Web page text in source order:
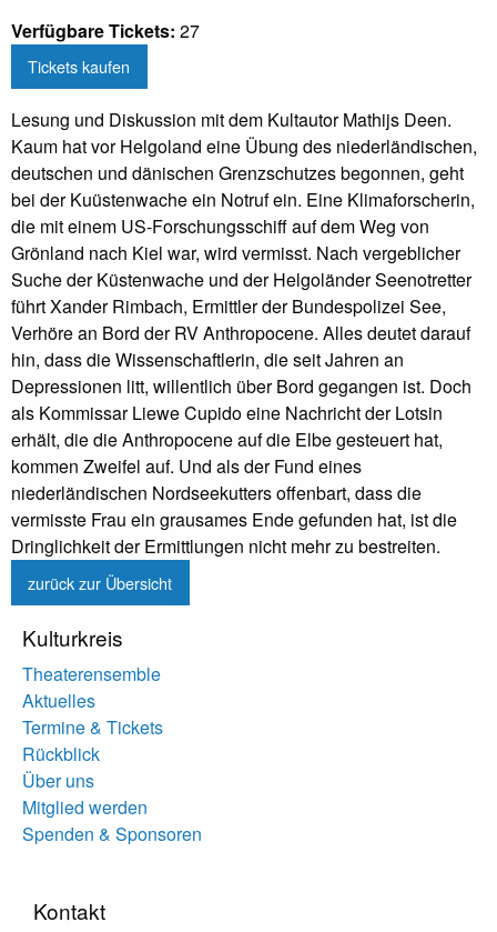
Verfügbare Tickets: 27
Tickets kaufen
Lesung und Diskussion mit dem Kultautor Mathijs Deen.
Kaum hat vor Helgoland eine Übung des niederländischen,
deutschen und dänischen Grenzschutzes begonnen, geht
bei der Kuüstenwache ein Notruf ein. Eine Klimaforscherin,
die mit einem US-Forschungsschiff auf dem Weg von
Grönland nach Kiel war, wird vermisst. Nach vergeblicher
Suche der Küstenwache und der Helgoländer Seenotretter
führt Xander Rimbach, Ermittler der Bundespolizei See,
Verhöre an Bord der RV Anthropocene. Alles deutet darauf
hin, dass die Wissenschaftlerin, die seit Jahren an
Depressionen litt, willentlich über Bord gegangen ist. Doch
als Kommissar Liewe Cupido eine Nachricht der Lotsin
erhält, die die Anthropocene auf die Elbe gesteuert hat,
kommen Zweifel auf. Und als der Fund eines
niederländischen Nordseekutters offenbart, dass die
vermisste Frau ein grausames Ende gefunden hat, ist die
Dringlichkeit der Ermittlungen nicht mehr zu bestreiten.
zurück zur Übersicht
Kulturkreis
Theaterensemble
Aktuelles
Termine & Tickets
Rückblick
Über uns
Mitglied werden
Spenden & Sponsoren
Kontakt